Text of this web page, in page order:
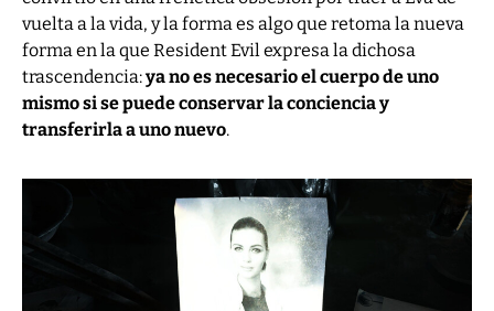
vuelta a la vida, y la forma es algo que retoma la nueva
forma en la que Resident Evil expresa la dichosa
trascendencia:ya no es necesario el cuerpo de uno
mismo si se puede conservar la conciencia y
transferirla a uno nuevo.